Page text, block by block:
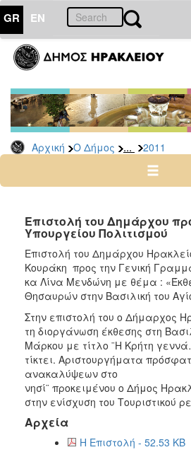
GR EN
Αρχική Ο Δήμος ... 2011
ΔΗΜΟΣ
Δελτία
Τύπου
Αρχείο
2026
2024
2022
2021
2020
2019
2018
2017
2016
2015
2013
2012
2011
Επιστολή του Δημάρχου
Υπουργείου Πολιτισμού
Επιστολή του Δημάρχου
Κουράκη προς την Γενική
κα Λίνα Μενδώνη με θέμα :
Θησαυρών στην Βασιλική του
Στην επιστολή του ο Δήμαρχος
τη διοργάνωση έκθεσης στη
Μάρκου με τίτλο ¨Η Κρήτη
τίκτει. Αριστουργήματα
ανακαλύψεων στο
νησί¨ προκειμένου ο Δήμος
στην ενίσχυση του Τουριστικού
Αρχεία
Η Επιστολή - 52.53 KB